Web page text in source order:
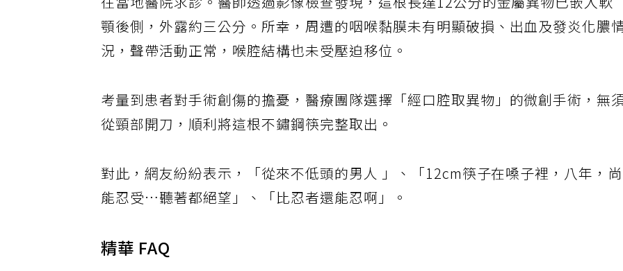
往當地醫院求診。醫師透過影像檢查發現，這根長達12公分的金屬異物已嵌入軟
顎後側，外露約三公分。所幸，周遭的咽喉黏膜未有明顯破損、出血及發炎化膿
況，聲帶活動正常，喉腔結構也未受壓迫移位。
考量到患者對手術創傷的擔憂，醫療團隊選擇「經口腔取異物」的微創手術，無
從頸部開刀，順利將這根不鏽鋼筷完整取出。
對此，網友紛紛表示，「從來不低頭的男人 」、「12cm筷子在嗓子裡，八年，尚
能忍受…聽著都絕望」、「比忍者還能忍啊」。
精華 FAQ